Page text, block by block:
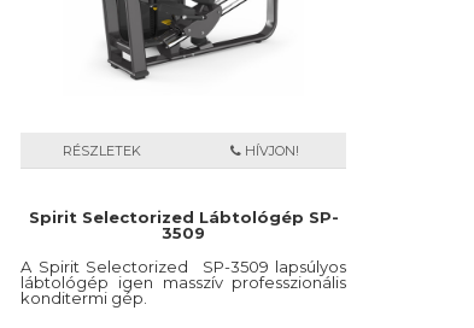
RÉSZLETEK HÍVJON!
Spirit Selectorized Lábtológép SP-
3509
A Spirit Selectorized SP-3509 lapsúlyos
lábtológép igen masszív professzionális
konditermi gép.